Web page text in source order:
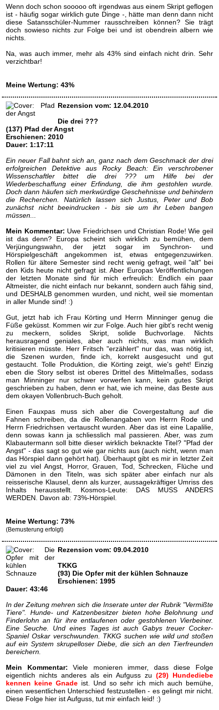
Wenn doch schon sooooo oft irgendwas aus einem Skript geflogen
ist - häufig sogar wirklich gute Dinge -, hätte man denn dann nicht
diese Satansschüler-Nummer rausschreiben können? Sie trägt
doch sowieso nichts zur Folge bei und ist obendrein albern wie
nichts.
Na, was auch immer, mehr als 43% sind einfach nicht drin. Sehr
verzichtbar!
Meine Wertung: 43%
Rezension vom: 12.04.2010
Die drei ???
(137) Pfad der Angst
Erschienen: 2010
Dauer: 1:17:11
Ein neuer Fall bahnt sich an, ganz nach dem Geschmack der drei
erfolgreichen Detektive aus Rocky Beach: Ein verschrobener
Wissenschaftler bittet die drei ??? um Hilfe bei der
Wiederbeschaffung einer Erfindung, die ihm gestohlen wurde.
Doch dann häufen sich merkwürdige Geschehnisse und behindern
die Recherchen. Natürlich lassen sich Justus, Peter und Bob
zunächst nicht beeindrucken - bis sie um ihr Leben bangen
müssen...
Mein Kommentar: Uwe Friedrichsen und Christian Rode! Wie geil
ist das denn? Europa scheint sich wirklich zu bemühen, dem
Verjüngungswahn, der jetzt sogar im Synchron- und
Hörspielgeschäft angekommen ist, etwas entgegenzuwirken.
Rollen für ältere Semester sind recht wenig gefragt, weil "alt" bei
den Kids heute nicht gefragt ist. Aber Europas Veröffentlichungen
der letzten Monate sind für mich erfreulich: Endlich ein paar
Altmeister, die nicht einfach nur bekannt, sondern auch fähig sind,
und DESHALB genommen wurden, und nicht, weil sie momentan
in aller Munde sind! :)
Gut, jetzt hab ich Frau Körting und Herrn Minninger genug die
Füße geküsst. Kommen wir zur Folge. Auch hier gibt's recht wenig
zu meckern, solides Skript, solide Buchvorlage. Nichts
herausragend geniales, aber auch nichts, was man wirklich
kritisieren müsste. Herr Fritsch "erzählert" nur das, was nötig ist,
die Szenen wurden, finde ich, korrekt ausgesucht und gut
gestaucht. Tolle Produktion, die Körting zeigt, wie's geht! Einzig
eben die Story selbst ist oberes Drittel des Mittelmaßes, sodass
man Minninger nur schwer vorwerfen kann, kein gutes Skript
geschrieben zu haben, denn er hat, wie ich meine, das Beste aus
dem okayen Vollenbruch-Buch geholt.
Einen Fauxpas muss sich aber die Covergestaltung auf die
Fahnen schreiben, da die Rollenangaben von Herrn Rode und
Herrn Friedrichsen vertauscht wurden. Aber das ist eine Lapalilie,
denn sowas kann ja schliesslich mal passieren. Aber, was zum
Klabautermann soll bitte dieser wirklich beknackte Titel? "Pfad der
Angst" - das sagt so gut wie gar nichts aus (auch nicht, wenn man
das Hörspiel dann gehört hat). Überhaupt gibt es mir in letzter Zeit
viel zu viel Angst, Horror, Grauen, Tod, Schrecken, Flüche und
Dämonen in den Titeln, was sich später aber einfach nur als
reisserische Klausel, denn als kurzer, aussagekräftiger Umriss des
Inhalts herausstellt. Kosmos-Leute: DAS MUSS ANDERS
WERDEN. Davon ab: 73%-Hörspiel.
Meine Wertung: 73%
(Bemusterung erfolgt)
Rezension vom: 09.04.2010
TKKG
(93) Die Opfer mit der kühlen Schnauze
Erschienen: 1995
Dauer: 43:46
In der Zeitung mehren sich die Inserate unter der Rubrik "Vermißte
Tiere". Hunde- und Katzenbesitzer bieten hohe Belohnung und
Finderlohn an für ihre entlaufenen oder gestohlenen Vierbeiner.
Eine Seuche. Und eines Tages ist auch Gabys treuer Cocker-
Spaniel Oskar verschwunden. TKKG suchen wie wild und stoßen
auf ein System skrupelloser Diebe, die sich an den Tierfreunden
bereichern.
Mein Kommentar: Viele monieren immer, dass diese Folge
eigentlich nichts anderes als ein Aufguss zu (29) Hundediebe
kennen keine Gnadeist. Und so sehr ich mich auch bemühe,
einen wesentlichen Unterschied festzustellen - es gelingt mir nicht.
Diese Folge hier ist Aufguss, tut mir einfach leid! :)